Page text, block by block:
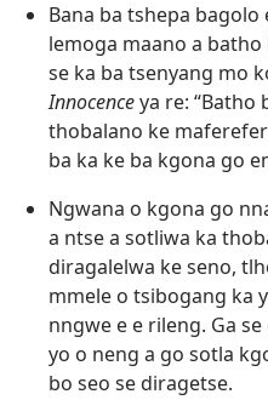
Bana ba tshepa
lemoga maano a batho
se ka ba tsenyang mo
Innocenceya re: “Batho
thobalano ke
ba ka ke ba kgona go
Ngwana o kgona go
a ntse a sotliwa ka
diragalelwa ke seno,
mmele o tsibogang ka
nngwe e e rileng. Ga
yo o neng a go sotla
bo seo se diragetse.